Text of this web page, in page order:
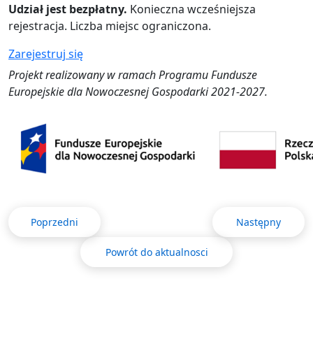
Udział jest bezpłatny. Konieczna wcześniejsza
rejestracja. Liczba miejsc ograniczona.
Zarejestruj się
Projekt realizowany w ramach Programu Fundusze
Europejskie dla Nowoczesnej Gospodarki 2021-2027.
Poprzedni Następny
Powrót do aktualnosci